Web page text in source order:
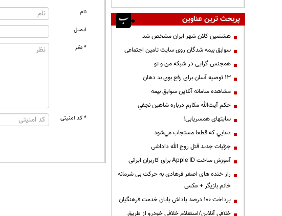
نام
ایمیل
* نظر
* کد امنیتی
پربحث ترین عناوین
هشتمین کلان شهر ایران مشخص شد
سوابق بیمه شدگان روی سایت تامین اجتماعی
همجنس گرایی در شبکه من و تو
13 توصیه آسان برای رفع بوی بد دهان
مشاهده سامانه آنلاين سوابق بیمه
حكم آيت‌الله مكارم درباره شاهين نجفي
سایتهای همسریابی!
دعايي كه قطعا مستجاب مي‌شود
جزئیات جدید قتل روح الله داداشی
آموزش ساخت Apple ID برای کاربران ایرانی
راز خنده های اصغر فرهادی به حرکت بی شرمانه
خانم بازیگر + عکس
پرداخت ۱۰۰ درصد پاداش پایان خدمت فرهنگیان
خلافی آنلاین/استعلام خلافی خودرو از طریق